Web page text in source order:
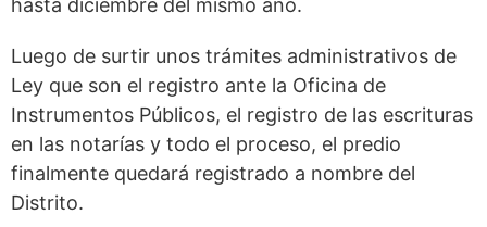
hasta diciembre del mismo año.
Luego de surtir unos trámites administrativos de
Ley que son el registro ante la Oficina de
Instrumentos Públicos, el registro de las escrituras
en las notarías y todo el proceso, el predio
finalmente quedará registrado a nombre del
Distrito.